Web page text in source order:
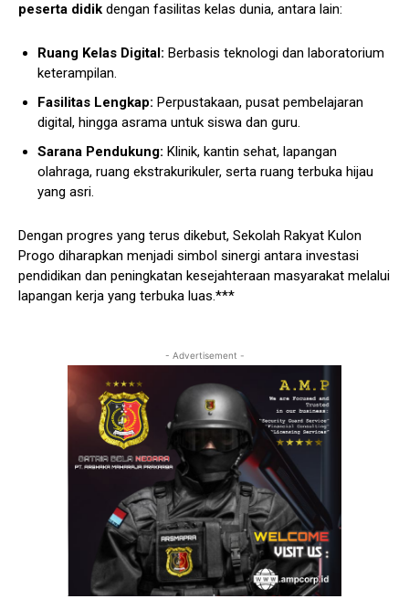
peserta didik dengan fasilitas kelas dunia, antara lain:
Ruang Kelas Digital: Berbasis teknologi dan laboratorium
keterampilan.
Fasilitas Lengkap: Perpustakaan, pusat pembelajaran
digital, hingga asrama untuk siswa dan guru.
Sarana Pendukung: Klinik, kantin sehat, lapangan
olahraga, ruang ekstrakurikuler, serta ruang terbuka hijau
yang asri.
Dengan progres yang terus dikebut, Sekolah Rakyat Kulon
Progo diharapkan menjadi simbol sinergi antara investasi
pendidikan dan peningkatan kesejahteraan masyarakat melalui
lapangan kerja yang terbuka luas.***
- Advertisement -